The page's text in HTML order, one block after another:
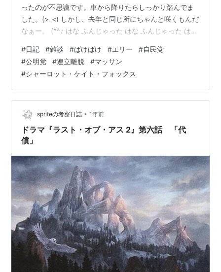
ったのが不思議です。車から降りたらしっかり踏んでま
した。(>_<) しかし、去年と同じ所にちゃんと咲くもんだ
なぁー。 (^^♪ はな ふんじゃった はな ふんじゃった はな
な しんじゃった はな なんにもいわずに しんじゃった そ
の②：朝ドラ ”ばけばけ” に、エリー(シャーロット・ケ
イト・フォックスさん)登場！ ”マッサン” 、”べっぴんさ
ん” に続き三度目、9年振りの朝ドラ出演だそうです。今
朝知らずに観ていたのですが、後ろ姿の時点で…
#日記 #雑談 #ばけばけ #エリー #自民党
#公明党 #連立離脱 #マッサン
#シャーロット・ケイト・フォックス
spriteの考察日誌 • 1年前
ドラマ『ラスト・オブ・アス 2』第六話 「代
償」